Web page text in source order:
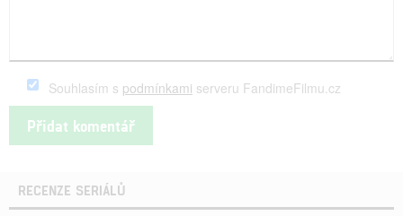
Souhlasím s podmínkami serveru FandimeFilmu.cz
RECENZE SERIÁLŮ